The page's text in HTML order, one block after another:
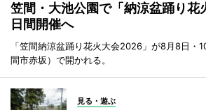
笠間・大池公園で「納涼盆踊り
日間開催へ
「笠間納涼盆踊り花火大会2026」が8月8日・
間市赤坂）で開かれる。
見る・遊ぶ